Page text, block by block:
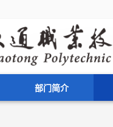
部门简介